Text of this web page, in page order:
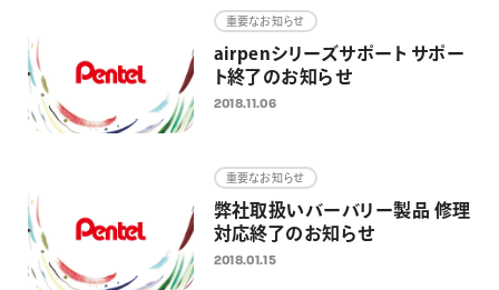
重要なお知らせ
airpenシリーズサポート サポー
ト終了のお知らせ
2018.11.06
重要なお知らせ
弊社取扱いバーバリー製品 修理
対応終了のお知らせ
2018.01.15